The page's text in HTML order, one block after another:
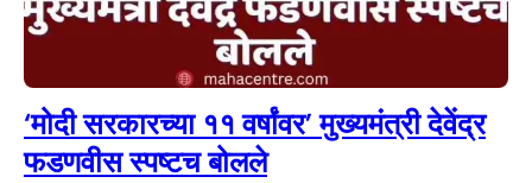
‘मोदी सरकारच्या ११ वर्षांवर’ मुख्यमंत्री देवेंद्र
फडणवीस स्पष्टच बोलले